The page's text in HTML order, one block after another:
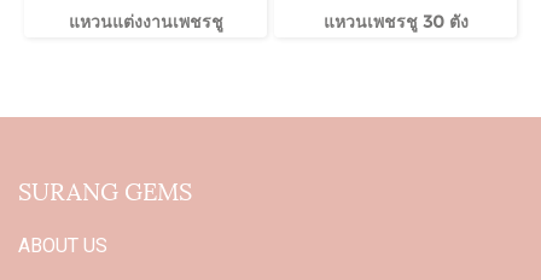
แหวนแต่งงานเพชรชู แหวนเพชรชู 30 ตัง
SURANG GEMS
ABOUT US